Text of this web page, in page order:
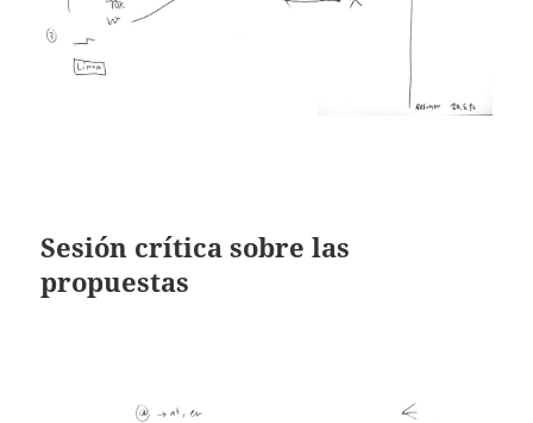
Sesión crítica sobre las
propuestas